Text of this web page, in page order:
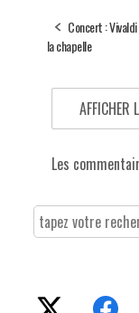
Concert :
la chapelle
AFFICHER
Les